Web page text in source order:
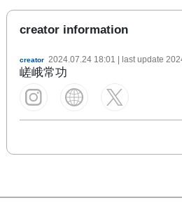
creator information
creator 2024.07.24 18:01 | last update
嵯峨常功